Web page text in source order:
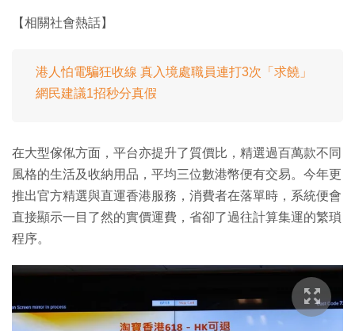
【相關社會熱話】
港人怕電騙狂收線 真入境處職員連打3次「求饒」
網民建議1招秒分真假
在大型傢俬方面，平台亦提升了質價比，精選過百萬款不同
風格的生活及收納用品，平均三位數港幣便有交易。今年更
推出官方精選與直運香港服務，消費者在落單時，系統便會
直接顯示一目了然的實價運費，省卻了過往計算集運的繁瑣
程序。